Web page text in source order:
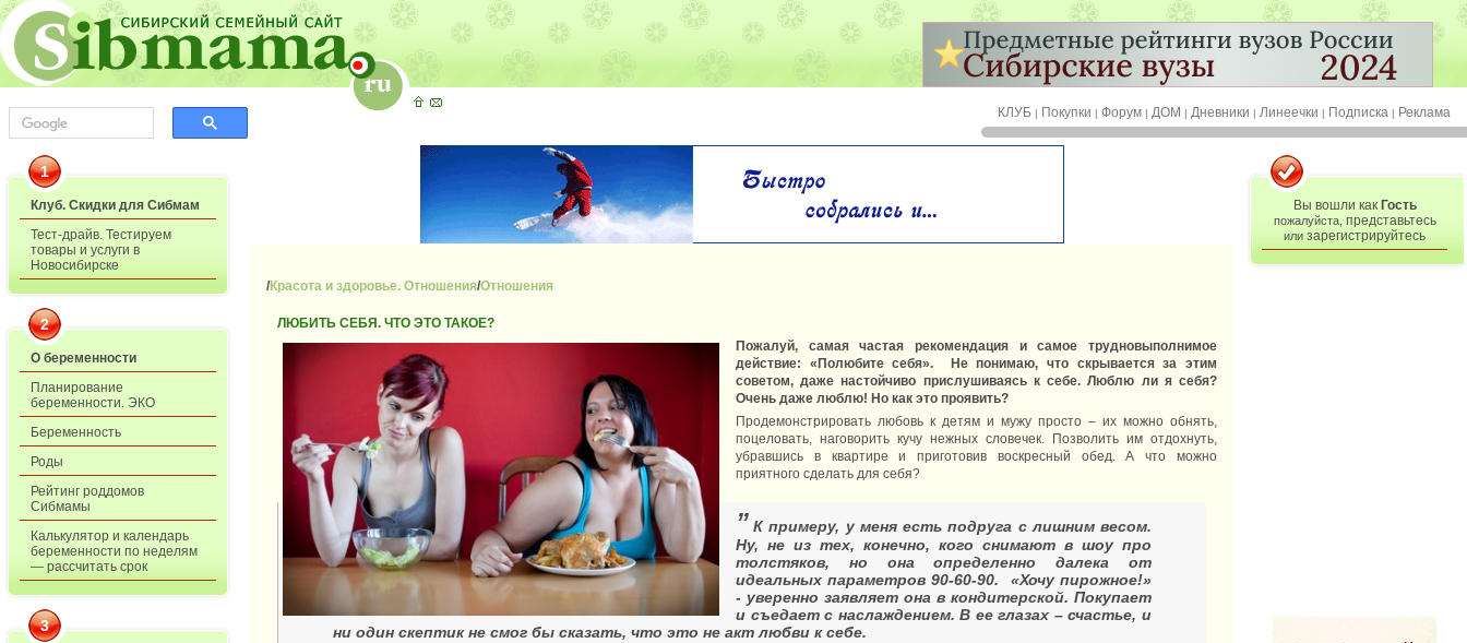
КЛУБ | Покупки | Форум | ДОМ | Дневники | Линеечки | Подписка | Реклама
1
Клуб. Скидки для Сибмам
Тест-драйв. Тестируем
товары и услуги в
Новосибирске
2
О беременности
Планирование
беременности. ЭКО
Беременность
Роды
Рейтинг роддомов
Сибмамы
Калькулятор и календарь
беременности по неделям
— рассчитать срок
3
/Красота и здоровье. Отношения/Отношения
ЛЮБИТЬ СЕБЯ. ЧТО ЭТО ТАКОЕ?
Пожалуй, самая частая рекомендация и самое трудновыполнимое
действие: «Полюбите себя». Не понимаю, что скрывается за этим
советом, даже настойчиво прислушиваясь к себе. Люблю ли я себя?
Очень даже люблю! Но как это проявить?
Продемонстрировать любовь к детям и мужу просто – их можно обнять,
поцеловать, наговорить кучу нежных словечек. Позволить им отдохнуть,
убравшись в квартире и приготовив воскресный обед. А что можно
приятного сделать для себя?
” К примеру, у меня есть подруга с лишним весом.
Ну, не из тех, конечно, кого снимают в шоу про
толстяков, но она определенно далека от
идеальных параметров 90-60-90. «Хочу пирожное!»
- уверенно заявляет она в кондитерской. Покупает
и съедает с наслаждением. В ее глазах – счастье, и
ни один скептик не смог бы сказать, что это не акт любви к себе.
Вы вошли как Гость
пожалуйста, представьтесь
или зарегистрируйтесь